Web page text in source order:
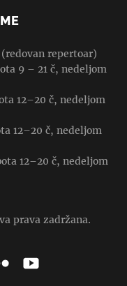
repertoar)
9 – 21 č, nedeljom
12–20 č, nedeljom
12–20 č, nedeljom
12–20 č, nedeljom
prava zadržana.